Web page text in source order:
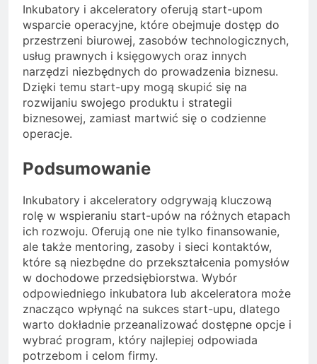
Inkubatory i akceleratory oferują start-upom
wsparcie operacyjne, które obejmuje dostęp do
przestrzeni biurowej, zasobów technologicznych,
usług prawnych i księgowych oraz innych
narzędzi niezbędnych do prowadzenia biznesu.
Dzięki temu start-upy mogą skupić się na
rozwijaniu swojego produktu i strategii
biznesowej, zamiast martwić się o codzienne
operacje.
Podsumowanie
Inkubatory i akceleratory odgrywają kluczową
rolę w wspieraniu start-upów na różnych etapach
ich rozwoju. Oferują one nie tylko finansowanie,
ale także mentoring, zasoby i sieci kontaktów,
które są niezbędne do przekształcenia pomysłów
w dochodowe przedsiębiorstwa. Wybór
odpowiedniego inkubatora lub akceleratora może
znacząco wpłynąć na sukces start-upu, dlatego
warto dokładnie przeanalizować dostępne opcje i
wybrać program, który najlepiej odpowiada
potrzebom i celom firmy.